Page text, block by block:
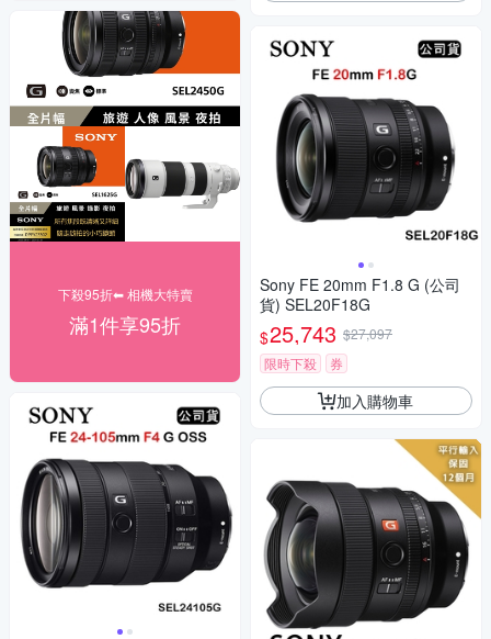
下殺95折⬅︎ 相機大特賣
滿1件享95折
Sony FE 20mm F1.8 G (公司
貨) SEL20F18G
$25,743 $27,097
限時下殺
券
加入購物車